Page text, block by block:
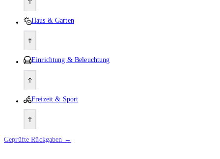
Haus & Garten
Einrichtung & Beleuchtung
Freizeit & Sport
Geprüfte Rückgaben →